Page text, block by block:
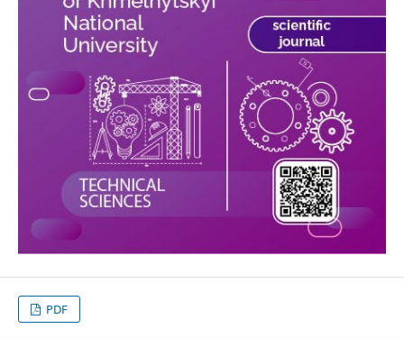
PDF